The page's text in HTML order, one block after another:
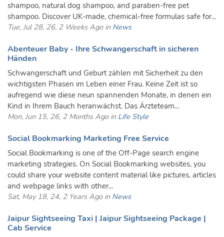
shampoo, natural dog shampoo, and paraben-free pet
shampoo. Discover UK-made, chemical-free formulas safe for...
Tue, Jul 28, 26, 2 Weeks Ago in News
Abenteuer Baby - Ihre Schwangerschaft in sicheren
Händen
Schwangerschaft und Geburt zählen mit Sicherheit zu den
wichtigsten Phasen im Leben einer Frau. Keine Zeit ist so
aufregend wie diese neun spannenden Monate, in denen ein
Kind in Ihrem Bauch heranwächst. Das Ärzteteam...
Mon, Jun 15, 26, 2 Months Ago in Life Style
Social Bookmarking Marketing Free Service
Social Bookmarking is one of the Off-Page search engine
marketing strategies. On Social Bookmarking websites, you
could share your website content material like pictures, articles
and webpage links with other...
Sat, May 18, 24, 2 Years Ago in News
Jaipur Sightseeing Taxi | Jaipur Sightseeing Package |
Cab Service